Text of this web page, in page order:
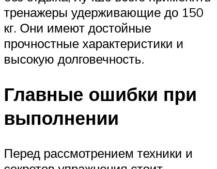
тренажеры удерживающие до 150
кг. Они имеют достойные
прочностные характеристики и
высокую долговечность.
Главные ошибки при
выполнении
Перед рассмотрением техники и